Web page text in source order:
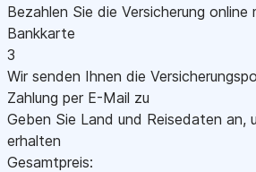
Bezahlen Sie die Versicherung online
Bankkarte
3
Wir senden Ihnen die
Zahlung per E-Mail zu
Geben Sie Land und Reisedaten an,
erhalten
Gesamtpreis: